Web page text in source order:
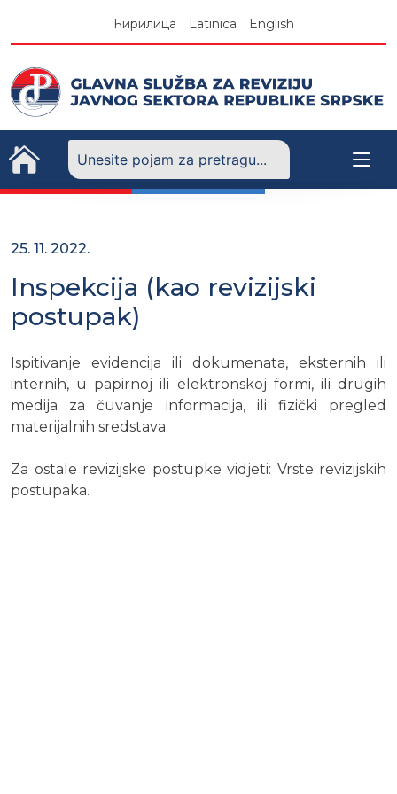
Ћирилица Latinica English
25. 11. 2022.
Inspekcija (kao revizijski
postupak)
Ispitivanje evidencija ili dokumenata, eksternih ili
internih, u papirnoj ili elektronskoj formi, ili drugih
medija za čuvanje informacija, ili fizički pregled
materijalnih sredstava.
Za ostale revizijske postupke vidjeti: Vrste revizijskih
postupaka.